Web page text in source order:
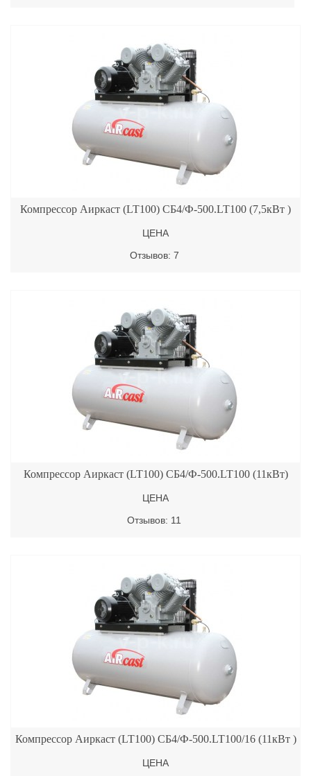
Компрессор Аиркаст (LT100) СБ4/Ф-500.LT100 (7,5кВт )
ЦЕНА
Отзывов: 7
Компрессор Аиркаст (LT100) СБ4/Ф-500.LT100 (11кВт)
ЦЕНА
Отзывов: 11
Компрессор Аиркаст (LT100) СБ4/Ф-500.LT100/16 (11кВт )
ЦЕНА